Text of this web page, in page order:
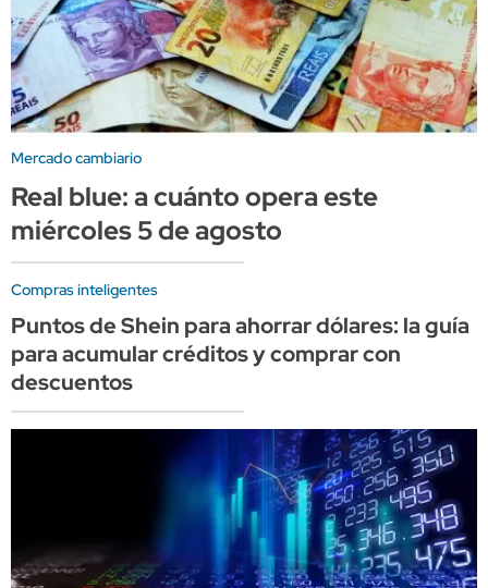
Mercado cambiario
Real blue: a cuánto opera este
miércoles 5 de agosto
Compras inteligentes
Puntos de Shein para ahorrar dólares: la guía
para acumular créditos y comprar con
descuentos